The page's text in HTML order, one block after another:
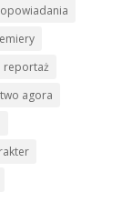
opowiadania
reportaż
agora